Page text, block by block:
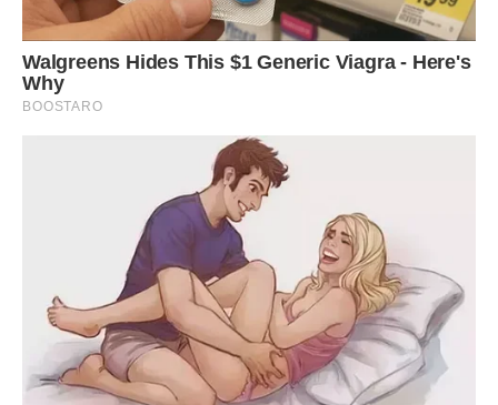
одно поруч живеш, нічим таким особливим не зайнятий.
Маєш поважати матір, яка тебе виростила і на ноги
поставила.
Її логіка залізна і непробивна: той, хто далеко і нічого не
робить, — ідеальний, бо він не дратує своєю присутністю і
створює ілюзію успіху. Той, хто поруч і виконує всю
чорнову роботу, — це безкоштовний додаток, обов’язок
якого приймати всі капризи та невдоволення. Вона щиро
вважає, що я винен їй за сам факт свого існування, а
старший син — це нагорода, яку не можна турбувати
побутовими проблемами.
Я сиджу на роботі, перебираю деталі, а перед очима
стоїть цей новий, блискучий холодильник у її старій кухні,
який став символом моєї непотрібності. Я розумію, що
якщо зараз не розірву це коло, то втрачу власну родину,